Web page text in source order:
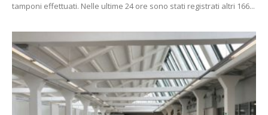
tamponi effettuati. Nelle ultime 24 ore sono stati registrati altri 166...